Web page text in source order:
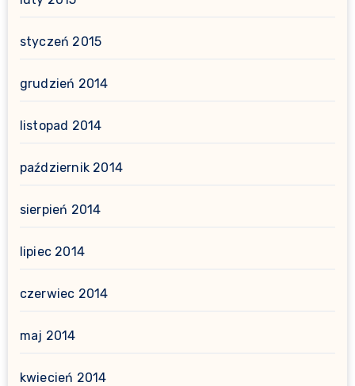
styczeń 2015
grudzień 2014
listopad 2014
październik 2014
sierpień 2014
lipiec 2014
czerwiec 2014
maj 2014
kwiecień 2014